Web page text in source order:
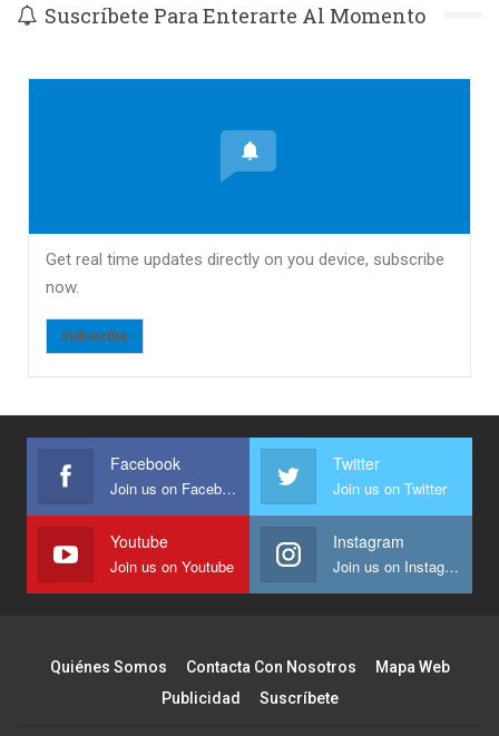
Suscríbete Para Enterarte Al Momento
Get real time updates directly on you device, subscribe
now.
Subscribe
Facebook
Join us on Facebook
Twitter
Join us on Twitter
Youtube
Join us on Youtube
Instagram
Join us on Instagram
Quiénes Somos Contacta Con Nosotros
Mapa Web
Publicidad
Suscríbete